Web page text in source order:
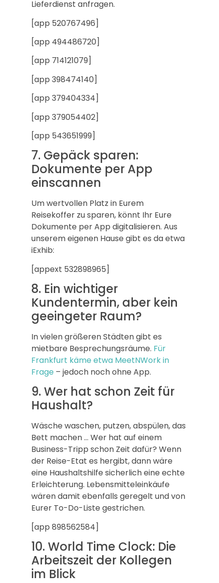
Lieferdienst anfragen.
[app 520767496]
[app 494486720]
[app 714121079]
[app 398474140]
[app 379404334]
[app 379054402]
[app 543651999]
7. Gepäck sparen:
Dokumente per App
einscannen
Um wertvollen Platz in Eurem
Reisekoffer zu sparen, könnt Ihr Eure
Dokumente per App digitalisieren. Aus
unserem eigenen Hause gibt es da etwa
iExhib:
[appext 532898965]
8. Ein wichtiger
Kundentermin, aber kein
geeingeter Raum?
In vielen größeren Städten gibt es
mietbare Besprechungsräume. Für
Frankfurt käme etwa MeetNWork in
Frage – jedoch noch ohne App.
9. Wer hat schon Zeit für
Haushalt?
Wäsche waschen, putzen, abspülen, das
Bett machen … Wer hat auf einem
Business-Tripp schon Zeit dafür? Wenn
der Reise-Etat es hergibt, dann wäre
eine Haushaltshilfe sicherlich eine echte
Erleichterung. Lebensmitteleinkäufe
wären damit ebenfalls geregelt und von
Eurer To-Do-Liste gestrichen.
[app 898562584]
10. World Time Clock: Die
Arbeitszeit der Kollegen
im Blick